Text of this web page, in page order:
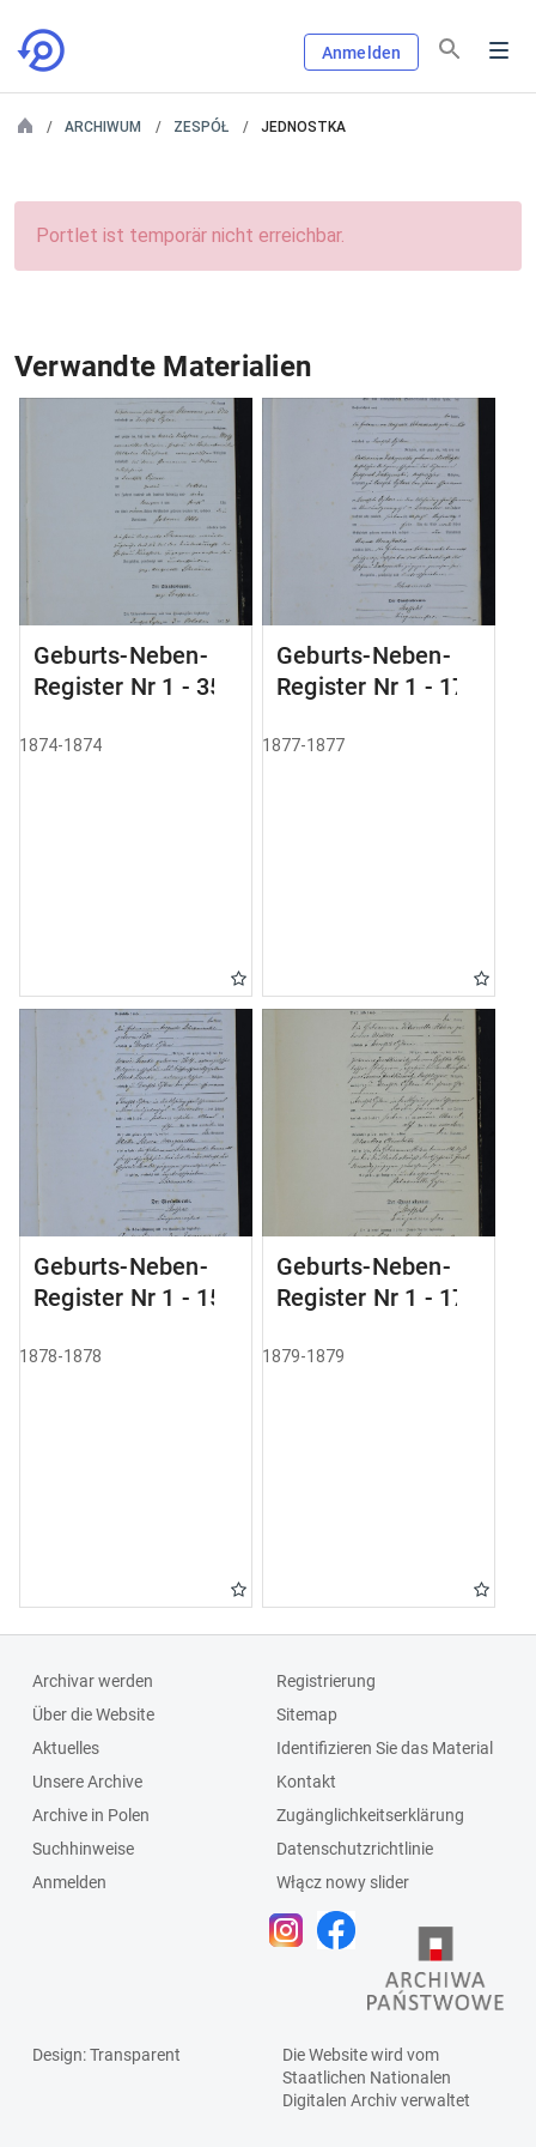
Anmelden
ARCHIWUM ZESPÓŁ JEDNOSTKA
Portlet ist temporär nicht erreichbar.
Verwandte Materialien
Geburts-Neben-
Register Nr 1 - 35
1874-1874
Geburts-Neben-
Register Nr 1 - 179
1877-1877
Geburts-Neben-
Register Nr 1 - 155
1878-1878
Geburts-Neben-
Register Nr 1 - 179
1879-1879
Archivar werden
Über die Website
Aktuelles
Unsere Archive
Archive in Polen
Suchhinweise
Anmelden
Registrierung
Sitemap
Identifizieren Sie das Material
Kontakt
Zugänglichkeitserklärung
Datenschutzrichtlinie
Włącz nowy slider
Design: Transparent
Die Website wird vom
Staatlichen Nationalen
Digitalen Archivverwaltet